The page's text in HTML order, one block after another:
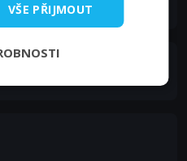
VŠE PŘIJMOUT